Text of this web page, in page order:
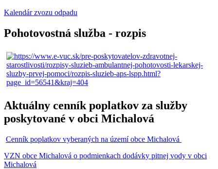
Kalendár zvozu odpadu
Pohotovostná služba - rozpis
Aktuálny cenník poplatkov za služby
poskytované v obci Michalová
Cenník poplatkov vyberaných na území obce Michalová
VZN obce Michalová o podmienkach dodávky pitnej vody v obci
Michalová